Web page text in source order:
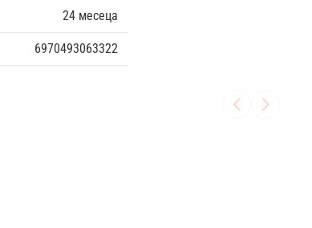
24 месеца
6970493063322